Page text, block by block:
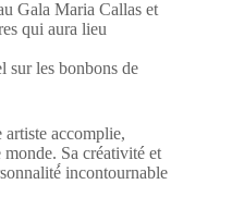
Gala Maria Callas et
qui aura lieu
sur les bonbons de
accomplie,
Sa créativité et
incontournable